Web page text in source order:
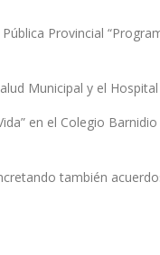
Provincial
Municipal y el
en el Colegio
también